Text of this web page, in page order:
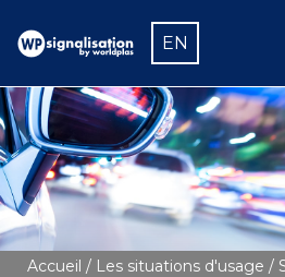
EN
Accueil / Les situations d'usage /